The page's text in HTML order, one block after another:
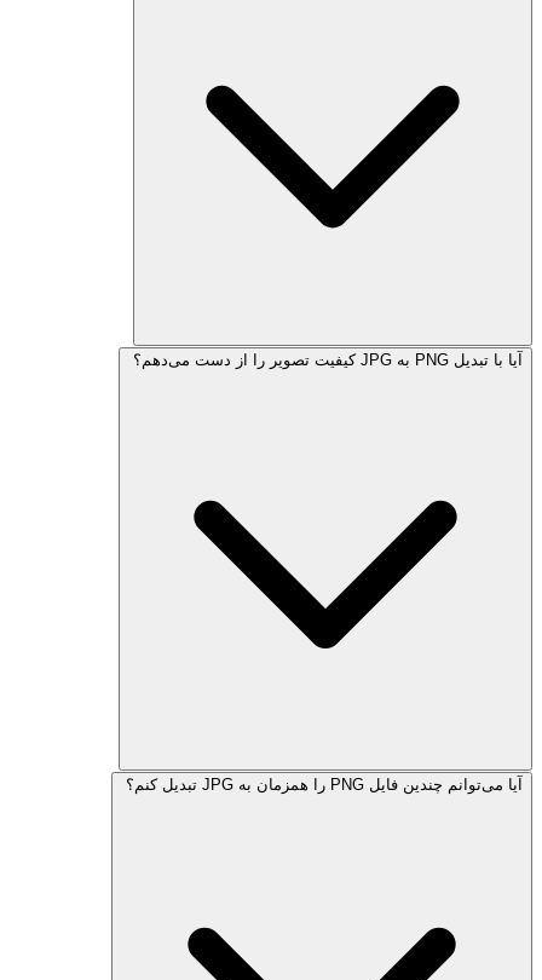
آیا با تبدیل PNG به JPG کیفیت تصویر را از دست می‌دهم؟
آیا می‌توانم چندین فایل PNG را همزمان به JPG تبدیل کنم؟